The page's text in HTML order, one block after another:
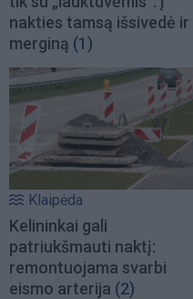
nakties tamsą išsivedė ir
merginą (1)
Klaipėda
Kelininkai gali
patriukšmauti naktį:
remontuojama svarbi
eismo arterija (2)